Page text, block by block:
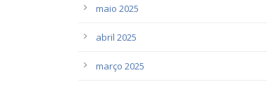
maio 2025
abril 2025
março 2025